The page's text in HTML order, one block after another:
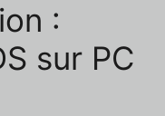
:
sur PC